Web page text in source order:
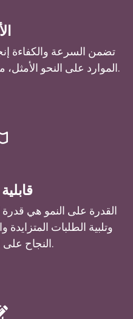
تضمن السرعة والكفاءة
الموارد على النحو الأمثل، مما يعزز الإنتاجية ورضا العملاء.
القدرة على النمو هي
وتلبية الطلبات المتزايدة
النجاح على المدى الطويل.